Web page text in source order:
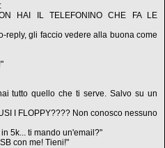
HAI IL TELEFONINO CHE FA LE
reply, gli faccio vedere alla buona come
tutto quello che ti serve. Salvo su un
I FLOPPY???? Non conosco nessuno
5k... ti mando un'email?"
con me! Tieni!"